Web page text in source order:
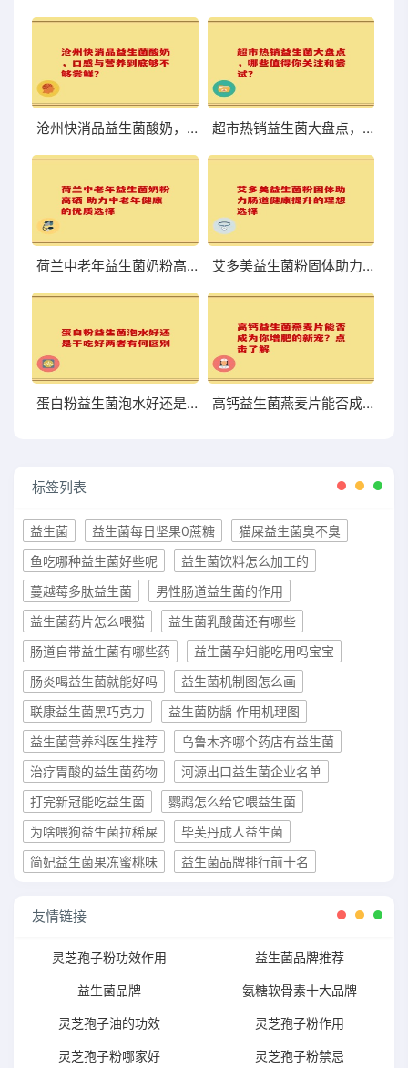
沧州快消品益生菌酸奶，口感与营养到底够不够尝鲜？ 超市热销益生菌大盘点，哪些值得你关注和尝试？
荷兰中老年益生菌奶粉高硒 助力中老年健康的优质选择 艾多美益生菌粉固体助力肠道健康提升的理想选择
蛋白粉益生菌泡水好还是干吃好两者有何区别 高钙益生菌燕麦片能否成为你增肥的新宠？点击了解
标签列表
益生菌 益生菌每日坚果0蔗糖
猫屎益生菌臭不臭
鱼吃哪种益生菌好些呢
益生菌饮料怎么加工的
蔓越莓多肽益生菌
男性肠道益生菌的作用
益生菌药片怎么喂猫
益生菌乳酸菌还有哪些
肠道自带益生菌有哪些药
益生菌孕妇能吃用吗宝宝
肠炎喝益生菌就能好吗
益生菌机制图怎么画
联康益生菌黑巧克力
益生菌防龋 作用机理图
益生菌营养科医生推荐
乌鲁木齐哪个药店有益生菌
治疗胃酸的益生菌药物
河源出口益生菌企业名单
打完新冠能吃益生菌
鹦鹉怎么给它喂益生菌
为啥喂狗益生菌拉稀屎
毕芙丹成人益生菌
简妃益生菌果冻蜜桃味
益生菌品牌排行前十名
友情链接
灵芝孢子粉功效作用 益生菌品牌推荐
益生菌品牌 氨糖软骨素十大品牌
灵芝孢子油的功效 灵芝孢子粉作用
灵芝孢子粉哪家好 灵芝孢子粉禁忌